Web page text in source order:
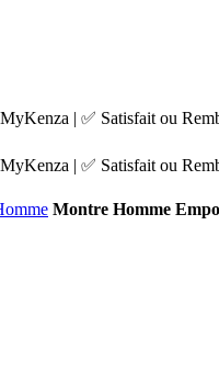
| ✅ Satisfait ou
| ✅ Satisfait ou
Montre Homme